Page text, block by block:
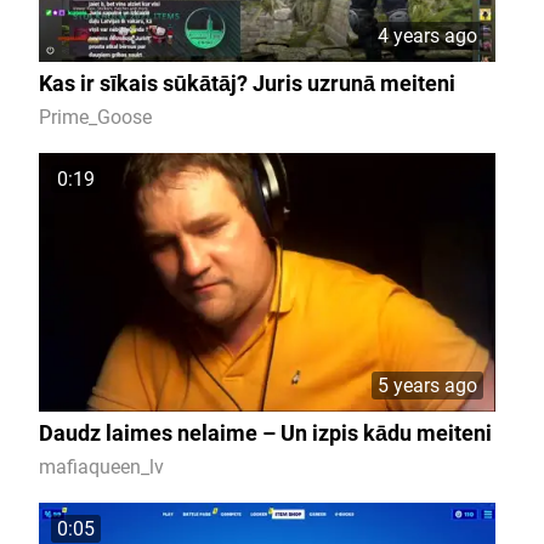
4 years ago
Kas ir sīkais sūkātāj? Juris uzrunā meiteni
Prime_Goose
0:19
5 years ago
Daudz laimes nelaime – Un izpis kādu meiteni
mafiaqueen_lv
0:05